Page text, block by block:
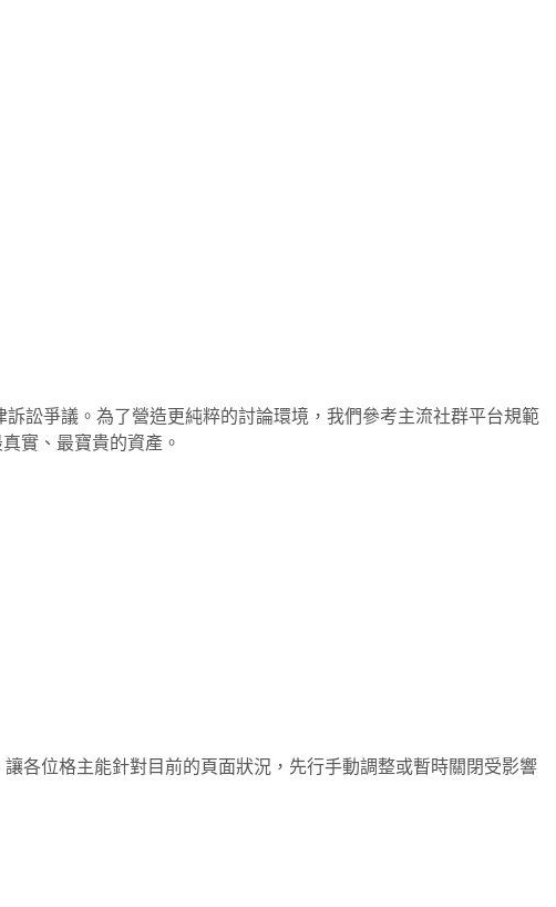
訟爭議。為了營造更純粹的討論環境，我們參考主流社群平台規範
實、最寶貴的資產。
讓各位格主能針對目前的頁面狀況，先行手動調整或暫時關閉受影響